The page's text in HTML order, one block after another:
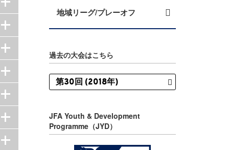
地域リーグ/プレーオフ
過去の大会はこちら
JFA Youth & Development
Programme（JYD）